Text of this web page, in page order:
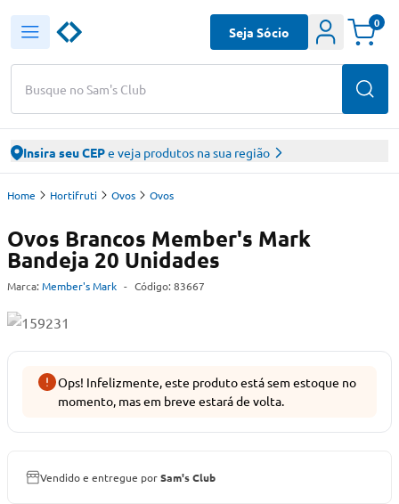
Busque no Sam's Club
Seja Sócio
0
Insira seu CEPe veja produtos na sua região
Home Hortifruti Ovos Ovos
Ovos Brancos Member's Mark
Bandeja 20 Unidades
Marca: Member's Mark - Código: 83667
Ops! Infelizmente, este produto está sem estoque no
momento, mas em breve estará de volta.
Vendido e entregue porSam's Club